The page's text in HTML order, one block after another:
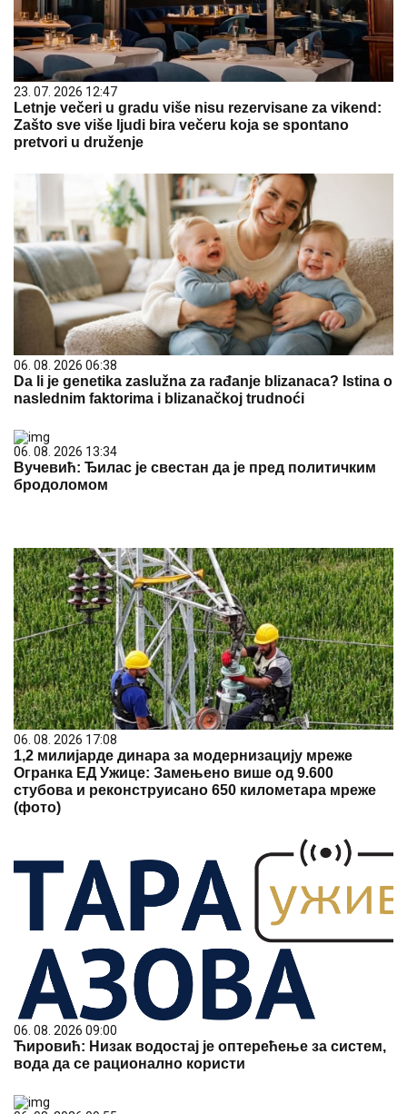
23. 07. 2026 12:47
Letnje večeri u gradu više nisu rezervisane za vikend:
Zašto sve više ljudi bira večeru koja se spontano
pretvori u druženje
06. 08. 2026 06:38
Da li je genetika zaslužna za rađanje blizanaca? Istina o
naslednim faktorima i blizanačkoj trudnoći
06. 08. 2026 13:34
Вучевић: Ђилас је свестан да је пред политичким
бродоломом
06. 08. 2026 17:08
1,2 милијарде динара за модернизацију мреже
Огранка ЕД Ужице: Замењено више од 9.600
стубова и реконструисано 650 километара мреже
(фото)
06. 08. 2026 09:00
Ћировић: Низак водостај је оптерећење за систем,
вода да се рационално користи